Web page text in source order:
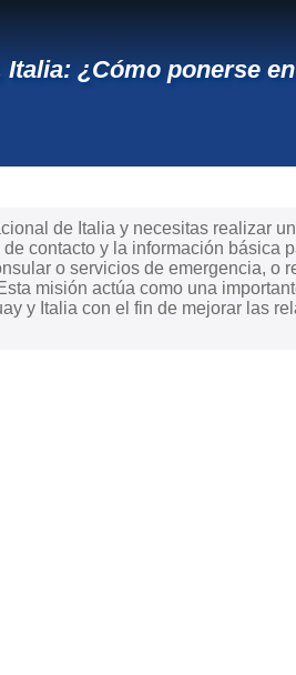
¿Cómo ponerse
de Italia y necesitas realizar
contacto y la información básica
o servicios de emergencia, o
misión actúa como una
y Italia con el fin de mejorar las